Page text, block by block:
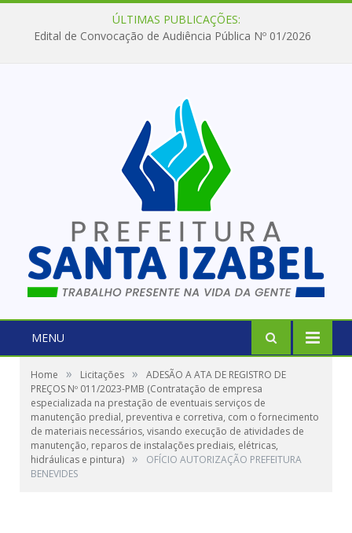
ÚLTIMAS PUBLICAÇÕES:
Edital de Convocação de Audiência Pública Nº 01/2026
MENU
Home » Licitações »
ADESÃO A ATA DE REGISTRO DE
PREÇOS Nº 011/2023-PMB (Contratação de empresa
especializada na prestação de eventuais serviços de
manutenção predial, preventiva e corretiva, com o fornecimento
de materiais necessários, visando execução de atividades de
manutenção, reparos de instalações prediais, elétricas,
hidráulicas e pintura) »
OFÍCIO AUTORIZAÇÃO PREFEITURA
BENEVIDES